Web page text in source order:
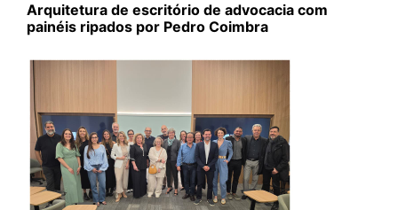
Arquitetura de escritório de advocacia com
painéis ripados por Pedro Coimbra